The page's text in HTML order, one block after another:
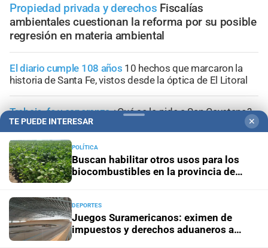
Propiedad privada y derechos Fiscalías
ambientales cuestionan la reforma por su posible
regresión en materia ambiental
El diario cumple 108 años 10 hechos que marcaron la
historia de Santa Fe, vistos desde la óptica de El Litoral
Trabajo, fe y esperanza¿Qué se le pide a San Cayetano?
La celebración del 7 de agosto que vuelve a reunir a miles
de fieles
Panorama astrológico Horóscopo de hoy 7 de agosto de
2026
EfeméridesDía Internacional de la Cerveza: por qué se
celebra cada 7 agosto y cuál es el curioso origen de la
festividad
TE PUEDE INTERESAR ✕
POLÍTICA
Buscan habilitar otros usos para los
biocombustibles en la provincia de
DEPORTES
Juegos Suramericanos: eximen de
impuestos y derechos aduaneros a